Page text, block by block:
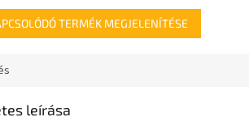
TERMÉK MEGJELENÍTÉSE
leírása